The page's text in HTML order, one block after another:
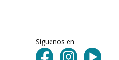
Síguenos en